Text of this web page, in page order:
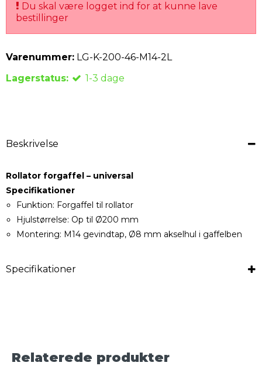
Du skal være logget ind for at kunne lave
bestillinger
Varenummer: LG-K-200-46-M14-2L
Lagerstatus:
1-3 dage
Beskrivelse
Rollator forgaffel – universal
Specifikationer
Funktion: Forgaffel til rollator
Hjulstørrelse: Op til Ø200 mm
Montering: M14 gevindtap, Ø8 mm akselhul i gaffelben
Specifikationer
Relaterede produkter